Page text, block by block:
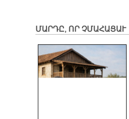
ՄԱՐԴԸ, ՈՐ ՉՄԱՀԱՑԱՒ